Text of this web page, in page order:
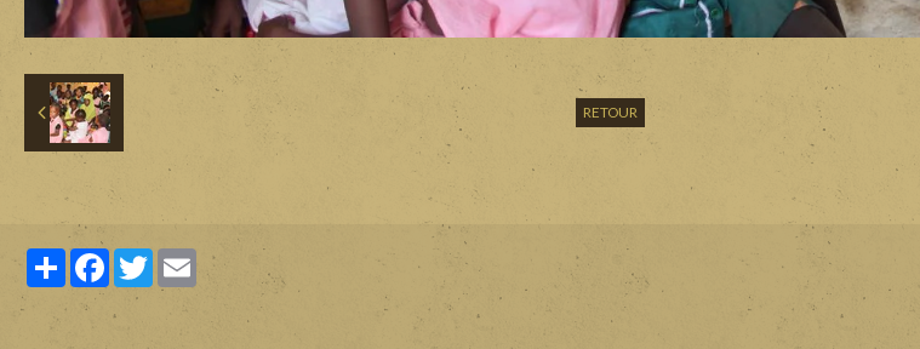
RETOUR
PartagerFacebook
Twitter Email